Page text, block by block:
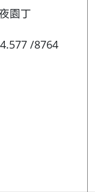
園丁
/8764